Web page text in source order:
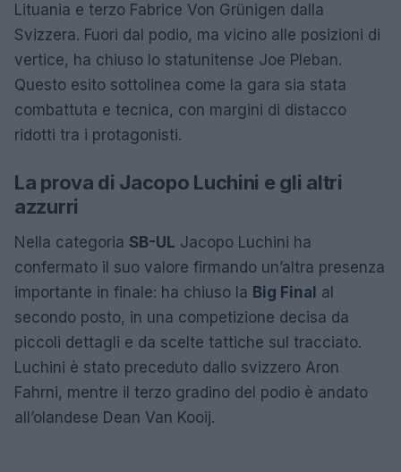
Lituania e terzo Fabrice Von Grünigen dalla
Svizzera. Fuori dal podio, ma vicino alle posizioni di
vertice, ha chiuso lo statunitense Joe Pleban.
Questo esito sottolinea come la gara sia stata
combattuta e tecnica, con margini di distacco
ridotti tra i protagonisti.
La prova di Jacopo Luchini e gli altri
azzurri
Nella categoria SB-UL Jacopo Luchini ha
confermato il suo valore firmando un’altra presenza
importante in finale: ha chiuso la Big Final al
secondo posto, in una competizione decisa da
piccoli dettagli e da scelte tattiche sul tracciato.
Luchini è stato preceduto dallo svizzero Aron
Fahrni, mentre il terzo gradino del podio è andato
all’olandese Dean Van Kooij.